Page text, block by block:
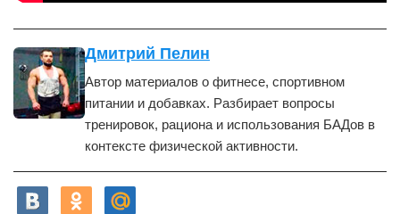
Дмитрий Пелин
Автор материалов о фитнесе, спортивном
питании и добавках. Разбирает вопросы
тренировок, рациона и использования БАДов в
контексте физической активности.